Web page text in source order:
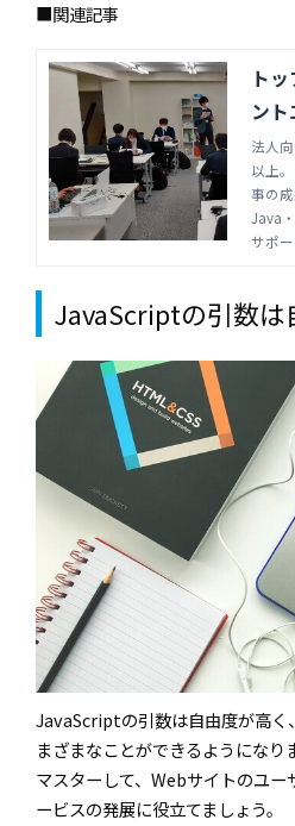
■関連記事
ト
ン
ポー
法人
以上
事の
ルも
学、
ョブ
Java
サポー
JavaScriptの引数は
JavaScriptの引数は自由度が高く
まざまなことができるようにな
マスターして、Webサイトのユ
ービスの発展に役立てましょう。